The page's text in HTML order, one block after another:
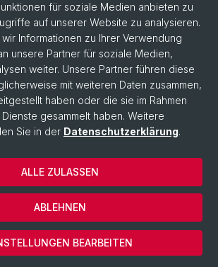
für soziale Medien anbieten zu
auf unserer Website zu analysieren.
Informationen zu Ihrer Verwendung
unsere Partner für soziale Medien,
weiter. Unsere Partner führen diese
mit weiteren Daten zusammen,
haben oder die sie im Rahmen
gesammelt haben. Weitere
Sie in der Datenschutzerklärung.
BEARBEITEN
ABLEHNEN
ALLE ZULASSEN